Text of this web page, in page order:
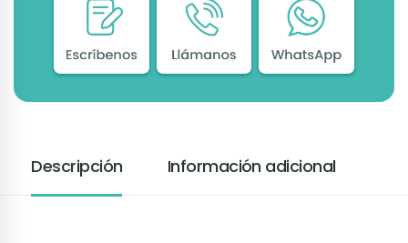
Descripción Información adicional